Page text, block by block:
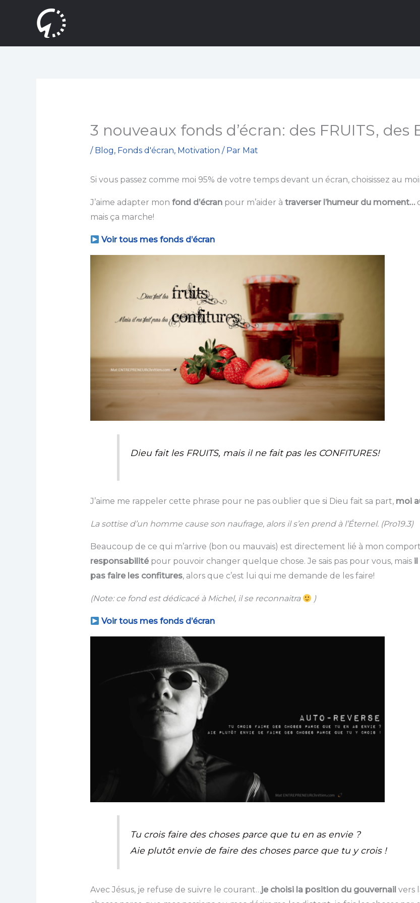
3 nouveaux fonds d’écran: des FRUITS, des
/ Blog, Fonds d'écran, Motivation / Par Mat
Si vous passez comme moi 95% de votre temps devant un écran, choisissez au
J’aime adapter mon fond d’écranpour m’aider à traverser l’humeur du moment…
mais ça marche!
Voir tous mes fonds d’écran
Dieu fait les FRUITS, mais il ne fait pas les CONFITURES!
J’aime me rappeler cette phrase pour ne pas oublier que si Dieu fait sa part, moi
La sottise d’un homme cause son naufrage, alors il s’en prend à l’Éternel. (Pro19.3)
Beaucoup de ce qui m’arrive (bon ou mauvais) est directement lié à mon
responsabilitépour pouvoir changer quelque chose. Je sais pas pour vous, mais il
pas faire les confitures, alors que c’est lui qui me demande de les faire!
(Note: ce fond est dédicacé à Michel, il se reconnaitra )
Voir tous mes fonds d’écran
Tu crois faire des choses parce que tu en as envie ?
Aie plutôt envie de faire des choses parce que tu y crois !
Avec Jésus, je refuse de suivre le courant…je choisi la position du gouvernail vers